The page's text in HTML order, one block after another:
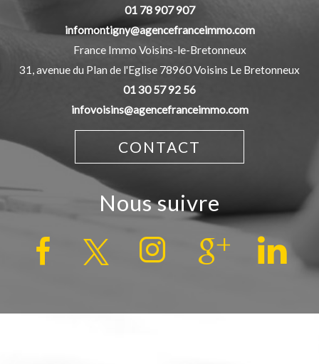
01 78 907 907
infomontigny@agencefranceimmo.com
France Immo Voisins-le-Bretonneux
31, avenue du Plan de l'Eglise 78960Voisins Le Bretonneux
01 30 57 92 56
infovoisins@agencefranceimmo.com
CONTACT
nous suivre